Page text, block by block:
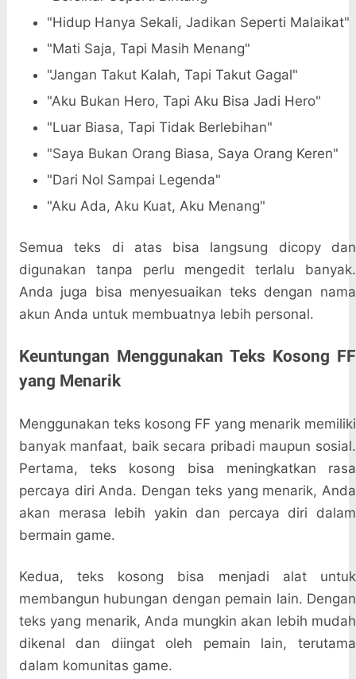
"Hidup Hanya Sekali, Jadikan Seperti Malaikat"
"Mati Saja, Tapi Masih Menang"
"Jangan Takut Kalah, Tapi Takut Gagal"
"Aku Bukan Hero, Tapi Aku Bisa Jadi Hero"
"Luar Biasa, Tapi Tidak Berlebihan"
"Saya Bukan Orang Biasa, Saya Orang Keren"
"Dari Nol Sampai Legenda"
"Aku Ada, Aku Kuat, Aku Menang"
Semua teks di atas bisa langsung dicopy dan
digunakan tanpa perlu mengedit terlalu banyak.
Anda juga bisa menyesuaikan teks dengan nama
akun Anda untuk membuatnya lebih personal.
Keuntungan Menggunakan Teks Kosong FF
yang Menarik
Menggunakan teks kosong FF yang menarik memiliki
banyak manfaat, baik secara pribadi maupun sosial.
Pertama, teks kosong bisa meningkatkan rasa
percaya diri Anda. Dengan teks yang menarik, Anda
akan merasa lebih yakin dan percaya diri dalam
bermain game.
Kedua, teks kosong bisa menjadi alat untuk
membangun hubungan dengan pemain lain. Dengan
teks yang menarik, Anda mungkin akan lebih mudah
dikenal dan diingat oleh pemain lain, terutama
dalam komunitas game.